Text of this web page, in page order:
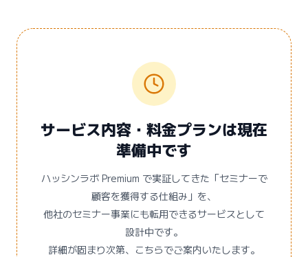
サービス内容・料金プランは現在
準備中です
ハッシンラボ Premium で実証してきた「セミナーで
顧客を獲得する仕組み」を、
他社のセミナー事業にも転用できるサービスとして
設計中です。
詳細が固まり次第、こちらでご案内いたします。